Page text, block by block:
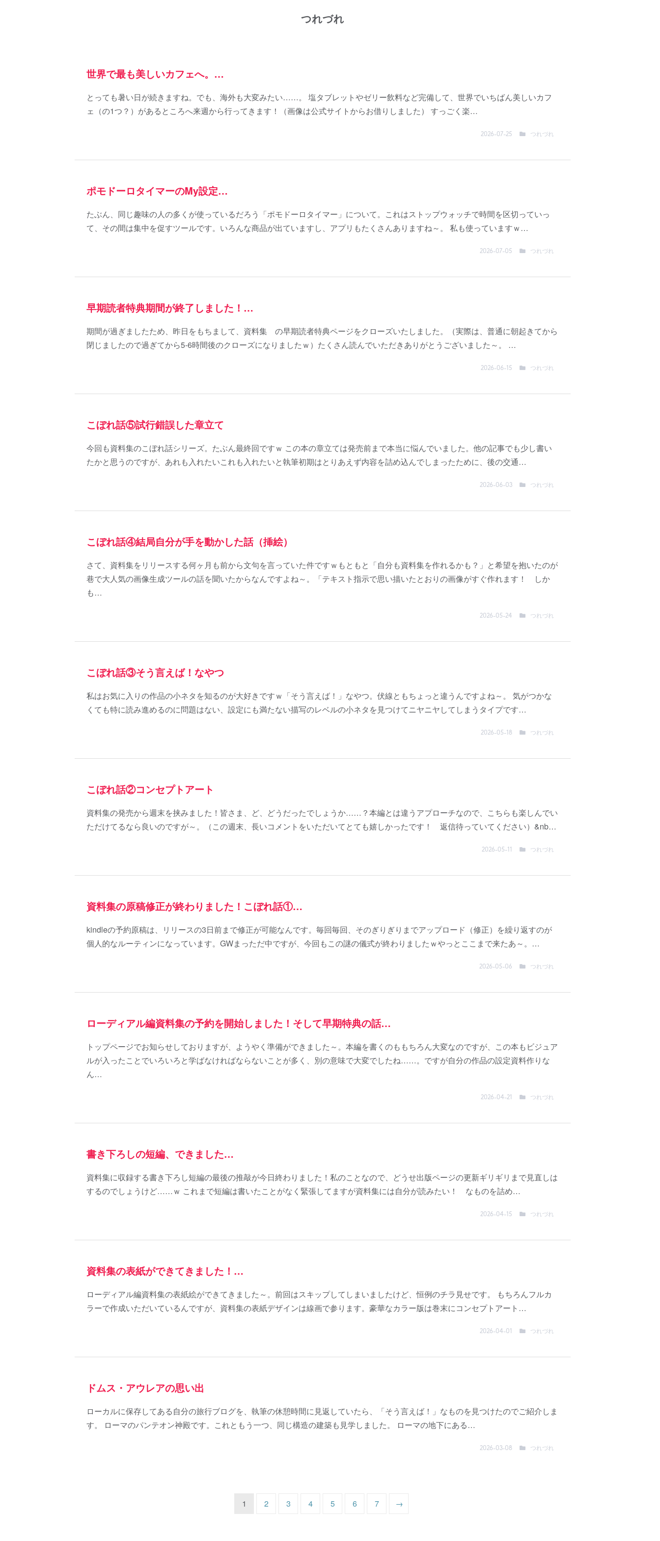
つれづれ
世界で最も美しいカフェへ。…
とっても暑い日が続きますね。でも、海外も大変みたい……。 塩タブレットやゼリー飲料など完備して、世界でいちばん美しいカフ
ェ（の1つ？）があるところへ来週から行ってきます！（画像は公式サイトからお借りしました） すっごく楽…
2026-07-25 つれづれ
ポモドーロタイマーのMy設定…
たぶん、同じ趣味の人の多くが使っているだろう「ポモドーロタイマー」について。これはストップウォッチで時間を区切っていっ
て、その間は集中を促すツールです。いろんな商品が出ていますし、アプリもたくさんありますね～。 私も使っていますｗ…
2026-07-05 つれづれ
早期読者特典期間が終了しました！…
期間が過ぎましたため、昨日をもちまして、資料集 の早期読者特典ページをクローズいたしました。（実際は、普通に朝起きてから
閉じましたので過ぎてから5-6時間後のクローズになりましたｗ）たくさん読んでいただきありがとうございました～。 …
2026-06-15 つれづれ
こぼれ話⑤試行錯誤した章立て
今回も資料集のこぼれ話シリーズ。たぶん最終回ですｗ この本の章立ては発売前まで本当に悩んでいました。他の記事でも少し書い
たかと思うのですが、あれも入れたいこれも入れたいと執筆初期はとりあえず内容を詰め込んでしまったために、後の交通…
2026-06-03 つれづれ
こぼれ話④結局自分が手を動かした話（挿絵）
さて、資料集をリリースする何ヶ月も前から文句を言っていた件ですｗもともと「自分も資料集を作れるかも？」と希望を抱いたのが
巷で大人気の画像生成ツールの話を聞いたからなんですよね～。「テキスト指示で思い描いたとおりの画像がすぐ作れます！ しか
も…
2026-05-24 つれづれ
こぼれ話③そう言えば！なやつ
私はお気に入りの作品の小ネタを知るのが大好きですｗ「そう言えば！」なやつ。伏線ともちょっと違うんですよね～。 気がつかな
くても特に読み進めるのに問題はない、設定にも満たない描写のレベルの小ネタを見つけてニヤニヤしてしまうタイプです…
2026-05-18 つれづれ
こぼれ話②コンセプトアート
資料集の発売から週末を挟みました！皆さま、ど、どうだったでしょうか……？本編とは違うアプローチなので、こちらも楽しんでい
ただけてるなら良いのですが～。（この週末、長いコメントをいただいてとても嬉しかったです！ 返信待っていてください）&nb…
2026-05-11 つれづれ
資料集の原稿修正が終わりました！こぼれ話①…
kindleの予約原稿は、リリースの3日前まで修正が可能なんです。毎回毎回、そのぎりぎりまでアップロード（修正）を繰り返すのが
個人的なルーティンになっています。GWまっただ中ですが、今回もこの謎の儀式が終わりましたｗやっとここまで来たあ～。…
2026-05-06 つれづれ
ローディアル編資料集の予約を開始しました！そして早期特典の話…
トップページでお知らせしておりますが、ようやく準備ができました～。本編を書くのももちろん大変なのですが、この本もビジュア
ルが入ったことでいろいろと学ばなければならないことが多く、別の意味で大変でしたね……。ですが自分の作品の設定資料作りな
ん…
2026-04-21 つれづれ
書き下ろしの短編、できました…
資料集に収録する書き下ろし短編の最後の推敲が今日終わりました！私のことなので、どうせ出版ページの更新ギリギリまで見直しは
するのでしょうけど……ｗ これまで短編は書いたことがなく緊張してますが資料集には自分が読みたい！ なものを詰め…
2026-04-15 つれづれ
資料集の表紙ができてきました！…
ローディアル編資料集の表紙絵ができてきました～。前回はスキップしてしまいましたけど、恒例のチラ見せです。 もちろんフルカ
ラーで作成いただいているんですが、資料集の表紙デザインは線画で参ります。豪華なカラー版は巻末にコンセプトアート…
2026-04-01 つれづれ
ドムス・アウレアの思い出
ローカルに保存してある自分の旅行ブログを、執筆の休憩時間に見返していたら、「そう言えば！」なものを見つけたのでご紹介しま
す。 ローマのパンテオン神殿です。これともう一つ、同じ構造の建築も見学しました。 ローマの地下にある…
2026-03-08 つれづれ
1 2 3 4 5 6 7 →